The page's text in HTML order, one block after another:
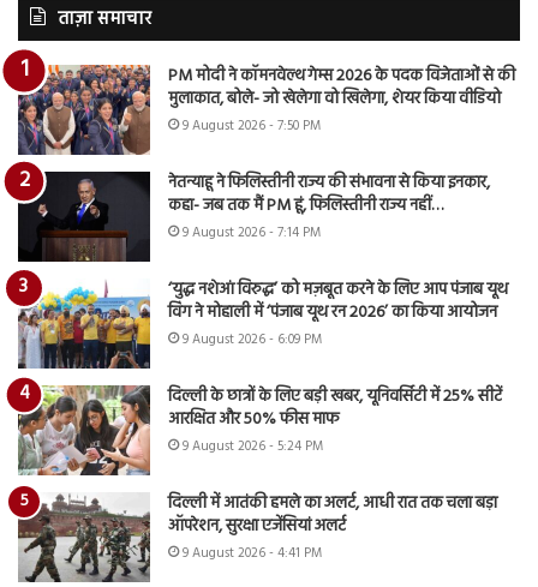
ताज़ा समाचार
PM मोदी ने कॉमनवेल्थ गेम्स 2026 के पदक विजेताओं से की
मुलाकात, बोले- जो खेलेगा वो खिलेगा, शेयर किया वीडियो
9 August 2026 - 7:50 PM
नेतन्याहू ने फिलिस्तीनी राज्य की संभावना से किया इनकार,
कहा- जब तक मैं PM हूं, फिलिस्तीनी राज्य नहीं…
9 August 2026 - 7:14 PM
‘युद्ध नशेआं विरुद्ध’ को मज़बूत करने के लिए आप पंजाब यूथ
विंग ने मोहाली में ‘पंजाब यूथ रन 2026’ का किया आयोजन
9 August 2026 - 6:09 PM
दिल्ली के छात्रों के लिए बड़ी खबर, यूनिवर्सिटी में 25% सीटें
आरक्षित और 50% फीस माफ
9 August 2026 - 5:24 PM
दिल्ली में आतंकी हमले का अलर्ट, आधी रात तक चला बड़ा
ऑपरेशन, सुरक्षा एजेंसियां अलर्ट
9 August 2026 - 4:41 PM